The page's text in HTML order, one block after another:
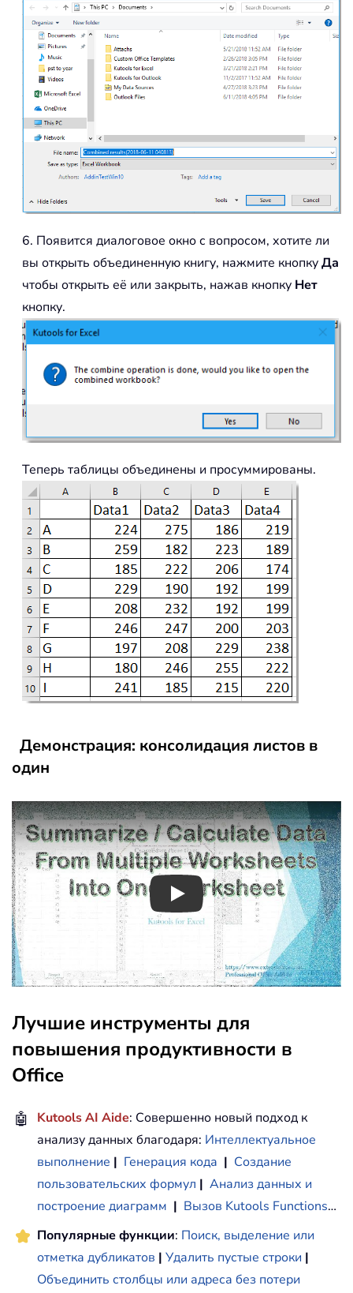
6. Появится диалоговое окно с вопросом, хотите ли
вы открыть объединенную книгу, нажмите кнопкуДа
чтобы открыть её или закрыть, нажав кнопку Нет
кнопку.
Теперь таблицы объединены и просуммированы.
Демонстрация: консолидация листов в
один
Play
Лучшие инструменты для
повышения продуктивности в
Office
🤖 Kutools AI Aide: Совершенно новый подход к
анализу данных благодаря: Интеллектуальное
выполнение | Генерация кода | Создание
пользовательских формул | Анализ данных и
построение диаграмм | Вызов Kutools Functions…
Популярные функции: Поиск, выделение или
отметка дубликатов | Удалить пустые строки |
Объединить столбцы или адреса без потери